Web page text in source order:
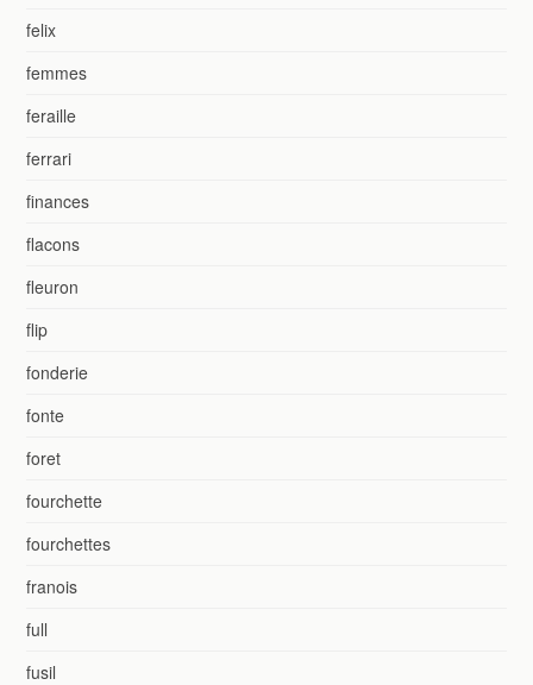
felix
femmes
feraille
ferrari
finances
flacons
fleuron
flip
fonderie
fonte
foret
fourchette
fourchettes
franois
full
fusil